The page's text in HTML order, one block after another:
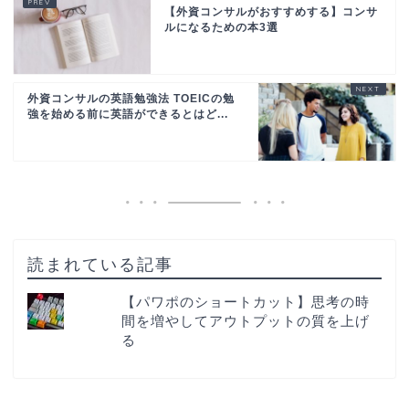
【外資コンサルがおすすめする】コンサ
ルになるための本3選
外資コンサルの英語勉強法 TOEICの勉
強を始める前に英語ができるとはど...
読まれている記事
【パワポのショートカット】思考の時
間を増やしてアウトプットの質を上げ
る